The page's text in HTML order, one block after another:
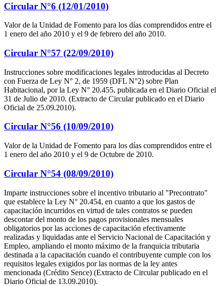
Circular N°6 (12/01/2010)
Valor de la Unidad de Fomento para los días comprendidos entre el
1 enero del año 2010 y el 9 de febrero del año 2010.
Circular N°57 (22/09/2010)
Instrucciones sobre modificaciones legales introducidas al Decreto
con Fuerza de Ley N° 2, de 1959 (DFL N°2) sobre Plan
Habitacional, por la Ley N° 20.455, publicada en el Diario Oficial el
31 de Julio de 2010. (Extracto de Circular publicado en el Diario
Oficial de 25.09.2010).
Circular N°56 (10/09/2010)
Valor de la Unidad de Fomento para los días comprendidos entre el
1 enero del año 2010 y el 9 de Octubre de 2010.
Circular N°54 (08/09/2010)
Imparte instrucciones sobre el incentivo tributario al "Precontrato"
que establece la Ley N° 20.454, en cuanto a que los gastos de
capacitación incurridos en virtud de tales contratos se pueden
descontar del monto de los pagos provisionales mensuales
obligatorios por las acciones de capacitación efectivamente
realizadas y liquidadas ante el Servicio Nacional de Capacitación y
Empleo, ampliando el monto máximo de la franquicia tributaria
destinada a la capacitación cuando el contribuyente cumple con los
requisitos legales exigidos por las normas de la ley antes
mencionada (Crédito Sence) (Extracto de Circular publicado en el
Diario Oficial de 13.09.2010).